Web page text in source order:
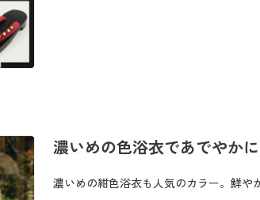
濃いめの色浴衣であでやかに
濃いめの紺色浴衣も人気のカラー。鮮や